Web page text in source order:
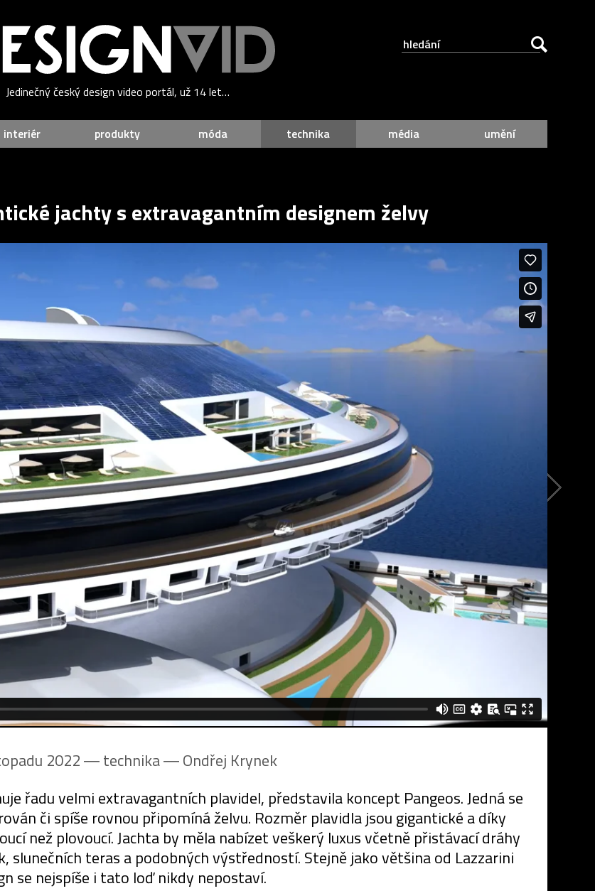
Jedinečný český design video portál, už 14 let…
interiér produkty móda technika média umění
jachty s extravagantním designem želvy
2022 ― technika ―Ondřej Krynek
řadu velmi extravagantních plavidel, představila koncept Pangeos. Jedná se
či spíše rovnou připomíná želvu. Rozměr plavidla jsou gigantické a díky
než plovoucí. Jachta by měla nabízet veškerý luxus včetně přistávací dráhy
slunečních teras a podobných výstředností. Stejně jako většina od Lazzarini
se nejspíše i tato loď nikdy nepostaví.